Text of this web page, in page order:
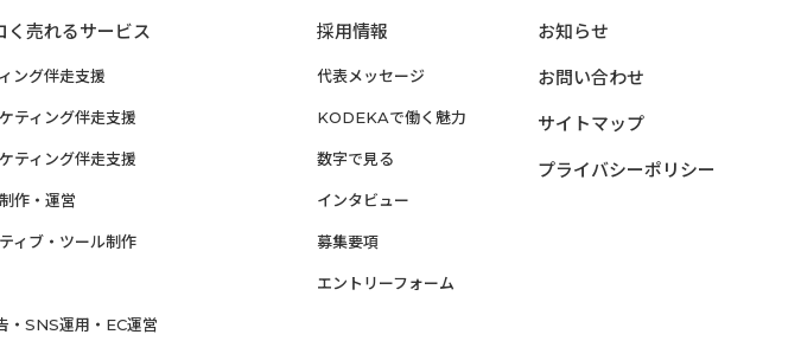
く売れるサービス
ング伴走支援
ティング伴走支援
ティング伴走支援
作・運営
ィブ・ツール制作
・SNS運用・EC運営
採用情報
代表メッセージ
KODEKAで働く魅力
数字で見る
インタビュー
募集要項
エントリーフォーム
お知らせ
お問い合わせ
サイトマップ
プライバシーポリシー